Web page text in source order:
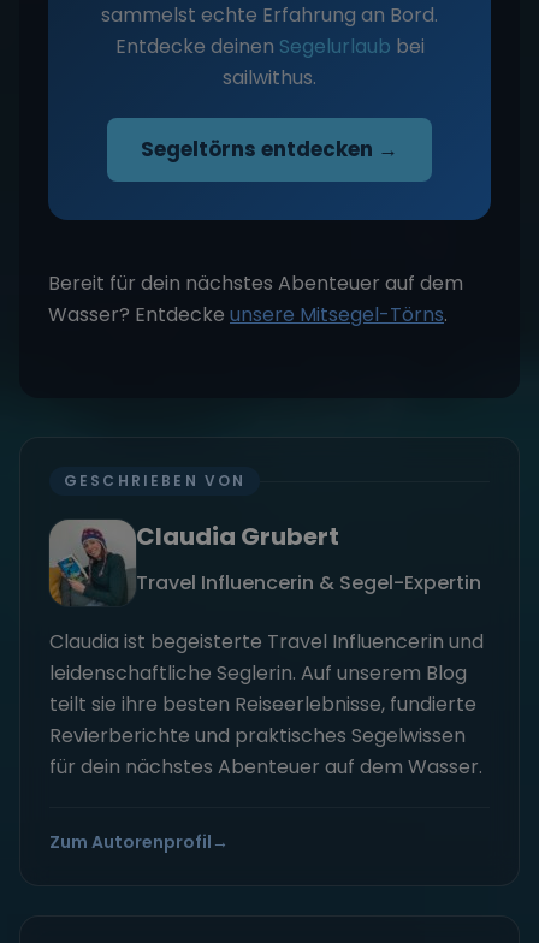
sammelst echte Erfahrung an Bord.
Entdecke deinen Segelurlaub bei
sailwithus.
Segeltörns entdecken →
Bereit für dein nächstes Abenteuer auf dem
Wasser? Entdecke unsere Mitsegel-Törns.
GESCHRIEBEN VON
Claudia Grubert
Travel Influencerin & Segel-Expertin
Claudia ist begeisterte Travel Influencerin und
leidenschaftliche Seglerin. Auf unserem Blog
teilt sie ihre besten Reiseerlebnisse, fundierte
Revierberichte und praktisches Segelwissen
für dein nächstes Abenteuer auf dem Wasser.
Zum Autorenprofil →